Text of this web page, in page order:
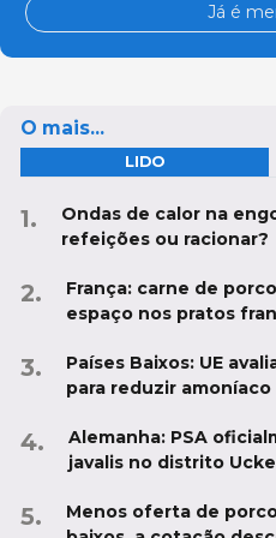
Já é
O mais...
LIDO
Ondas de calor na
refeições ou racionar?
França: carne de
espaço nos pratos
Países Baixos: UE
para reduzir amoníaco
Alemanha: PSA
javalis no distrito
Menos oferta de